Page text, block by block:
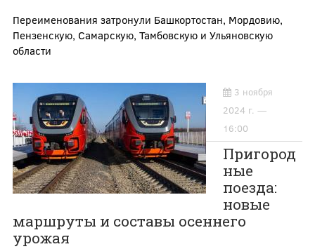
Переименования затронули Башкортостан, Мордовию,
Пензенскую, Самарскую, Тамбовскую и Ульяновскую
области
3 ноября
2024 г. —
16:00
Пригород
ные
поезда:
новые
маршруты и составы осеннего
урожая